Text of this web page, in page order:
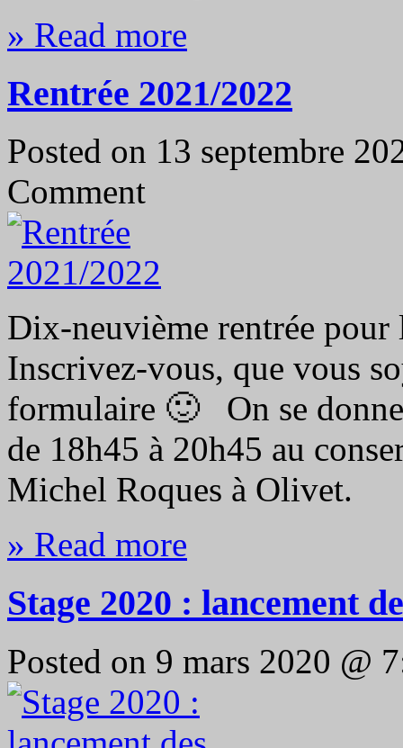
» Read more
Rentrée 2021/2022
Posted on 13 septembre
Comment
Dix-neuvième rentrée
Inscrivez-vous, que vous
formulaire 🙂 On se
de 18h45 à 20h45 au
Michel Roques à Olivet.
» Read more
Stage 2020 : lancement
Posted on 9 mars 2020 @